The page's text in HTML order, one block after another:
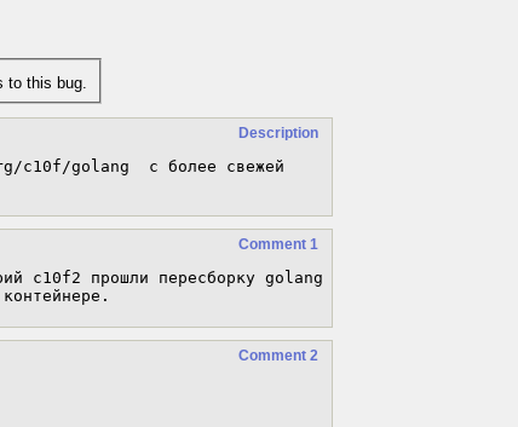
to this bug.
Description
c10f/golang  с более свежей
Comment 1
c10f2 прошли пересборку golang
Comment 2